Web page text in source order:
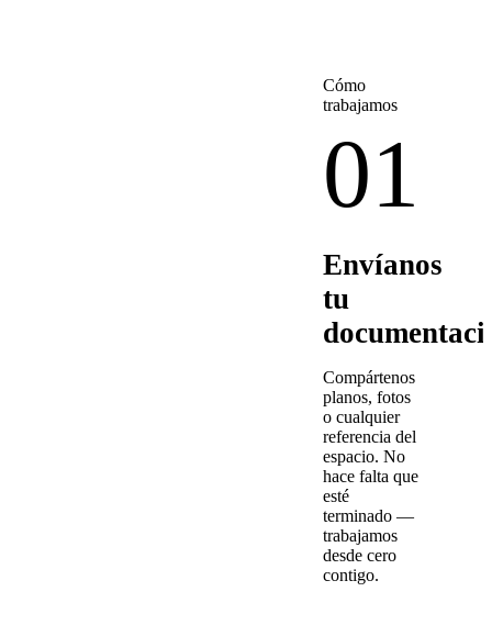
Cómo
trabajamos
01
Envíanos
tu
Compártenos
planos, fotos
o cualquier
referencia del
espacio. No
hace falta que
esté
terminado —
trabajamos
desde cero
contigo.